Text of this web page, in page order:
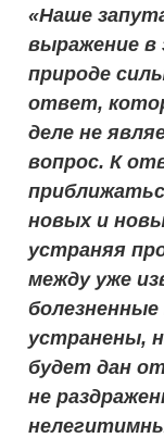
«Наше
выражение в
природе
ответ,
деле не
вопрос. К
новых и
устраняя
между уже
устранены,
будет дан
не